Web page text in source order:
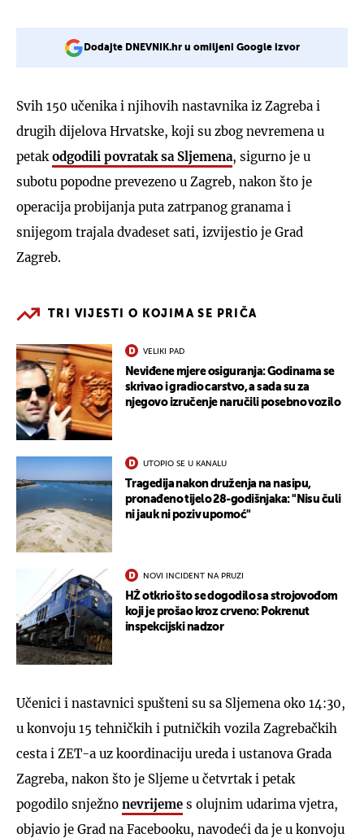
Dodajte DNEVNIK.hr u omiljeni Google izvor
Svih 150 učenika i njihovih nastavnika iz Zagreba i
drugih dijelova Hrvatske, koji su zbog nevremena u
petak odgodili povratak sa Sljemena, sigurno je u
subotu popodne prevezeno u Zagreb, nakon što je
operacija probijanja puta zatrpanog granama i
snijegom trajala dvadeset sati, izvijestio je Grad
Zagreb.
TRI VIJESTI O KOJIMA SE PRIČA
VELIKI PAD
Neviđene mjere osiguranja: Godinama se
skrivao i gradio carstvo, a sada su za
njegovo izručenje naručili posebno vozilo
UTOPIO SE U KANALU
Tragedija nakon druženja na nasipu,
pronađeno tijelo 28-godišnjaka: "Nisu čuli
ni jauk ni poziv upomoć"
NOVI INCIDENT NA PRUZI
HŽ otkrio što se dogodilo sa strojovođom
koji je prošao kroz crveno: Pokrenut
inspekcijski nadzor
Učenici i nastavnici spušteni su sa Sljemena oko 14:30,
u konvoju 15 tehničkih i putničkih vozila Zagrebačkih
cesta i ZET-a uz koordinaciju ureda i ustanova Grada
Zagreba, nakon što je Sljeme u četvrtak i petak
pogodilo snježno nevrijeme s olujnim udarima vjetra,
objavio je Grad na Facebooku, navodeći da je u konvoju